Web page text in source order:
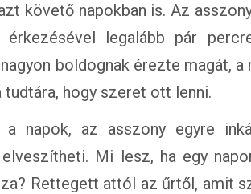
követő napokban is. Az
érkezésével legalább pár
boldognak érezte magát,
hogy szeret ott lenni.
a napok, az asszony egyre
Mi lesz, ha egy
Rettegett attól az űrtől, amit